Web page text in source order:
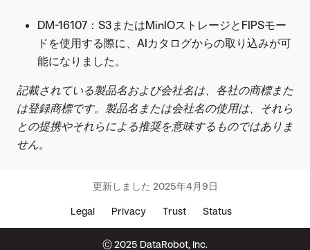
DM-16107：S3またはMinIOストレージとFIPSモー
ドを使用する際に、AIカタログからの取り込みが可
能になりました。
記載されている製品名および会社名は、各社の商標また
は登録商標です。製品名または会社名の使用は、それら
との提携やそれらによる推奨を意味するものではありま
せん。
Legal Privacy Trust Status
更新しました 2025年4月9日
© 2025 DataRobot, Inc.